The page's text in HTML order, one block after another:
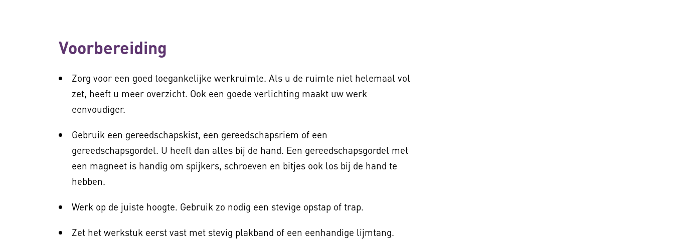
Voorbereiding
Zorg voor een goed toegankelijke werkruimte. Als u de ruimte niet helemaal vol
zet, heeft u meer overzicht. Ook een goede verlichting maakt uw werk
eenvoudiger.
Gebruik een gereedschapskist, een gereedschapsriem of een
gereedschapsgordel. U heeft dan alles bij de hand. Een gereedschapsgordel met
een magneet is handig om spijkers, schroeven en bitjes ook los bij de hand te
hebben.
Werk op de juiste hoogte. Gebruik zo nodig een stevige opstap of trap.
Zet het werkstuk eerst vast met stevig plakband of een eenhandige lijmtang.